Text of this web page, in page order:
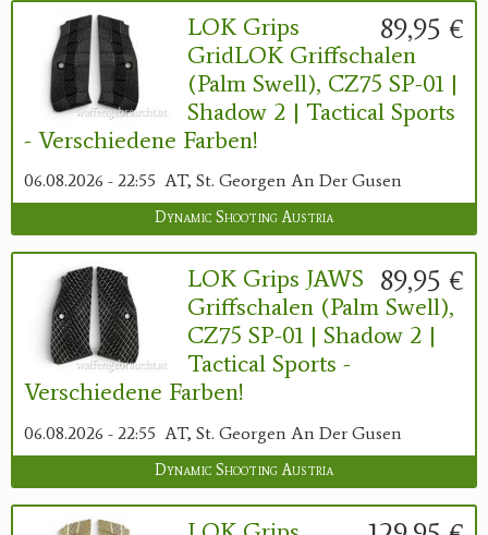
89,95 €
LOK Grips
GridLOK Griffschalen
(Palm Swell), CZ75 SP-01 |
Shadow 2 | Tactical Sports
- Verschiedene Farben!
06.08.2026 - 22:55 AT, St. Georgen An Der Gusen
Dynamic Shooting Austria
89,95 €
LOK Grips JAWS
Griffschalen (Palm Swell),
CZ75 SP-01 | Shadow 2 |
Tactical Sports -
Verschiedene Farben!
06.08.2026 - 22:55 AT, St. Georgen An Der Gusen
Dynamic Shooting Austria